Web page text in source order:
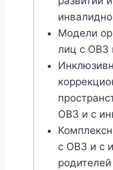
Модели
лиц с ОВЗ
ОВЗ и с
с ОВЗ и с